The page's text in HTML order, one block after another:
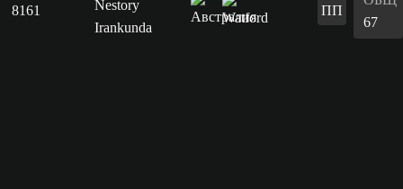
8161
Nestory
Irankunda
ПП
67